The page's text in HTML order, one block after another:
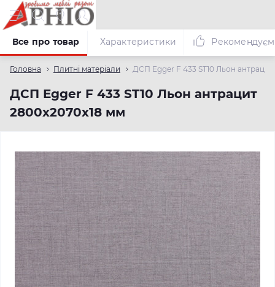
Головна Плитні матеріали ДСП Egger F 433 ST10 Льон
ДСП Egger F 433 ST10 Льон антрацит
2800х2070х18 мм
Все про товар Характеристики